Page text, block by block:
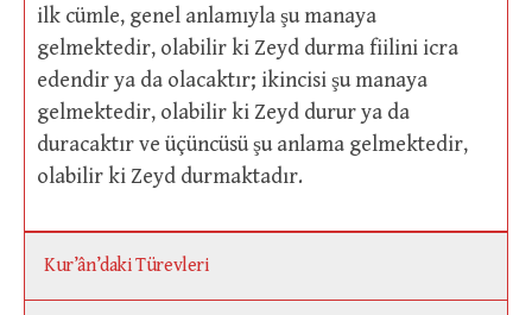
ilk cümle, genel anlamıyla şu manaya
gelmektedir, olabilir ki Zeyd durma fiilini icra
edendir ya da olacaktır; ikincisi şu manaya
gelmektedir, olabilir ki Zeyd durur ya da
duracaktır ve üçüncüsü şu anlama gelmektedir,
olabilir ki Zeyd durmaktadır.
Kur’ân’daki Türevleri